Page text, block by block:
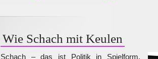
Wie Schach mit Keulen
Schach – das ist Politik in Spielform.